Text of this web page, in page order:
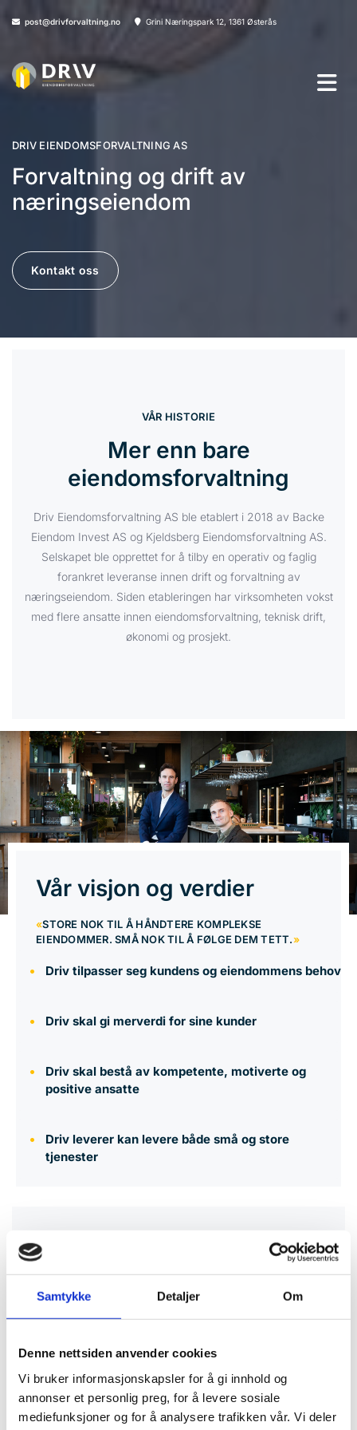
Samtykke Detaljer Om
Denne nettsiden anvender cookies
Vi bruker informasjonskapsler for å gi innhold og
annonser et personlig preg, for å levere sosiale
mediefunksjoner og for å analysere trafikken vår. Vi deler
 post@drivforvaltning.no  Grini Næringspark 12, 1361 Østerås
DRIV EIENDOMSFORVALTNING AS
Forvaltning og drift av
næringseiendom
Kontakt oss
VÅR HISTORIE
Mer enn bare
eiendomsforvaltning
Driv Eiendomsforvaltning AS ble etablert i 2018 av Backe
Eiendom Invest AS og Kjeldsberg Eiendomsforvaltning AS.
Selskapet ble opprettet for å tilby en operativ og faglig
forankret leveranse innen drift og forvaltning av
næringseiendom. Siden etableringen har virksomheten vokst
med flere ansatte innen eiendomsforvaltning, teknisk drift,
økonomi og prosjekt.
Vår visjon og verdier
«STORE NOK TIL Å HÅNDTERE KOMPLEKSE
EIENDOMMER. SMÅ NOK TIL Å FØLGE DEM TETT.»
Driv tilpasser seg kundens og eiendommens behov
Driv skal gi merverdi for sine kunder
Driv skal bestå av kompetente, motiverte og
positive ansatte
Driv leverer kan levere både små og store
tjenester
Driv er Miljøfyrtårn-sertifisert virksomhet og arbeider
systematisk med energi, avfall, transport og innkjøp.
Miljøarbeidet er integrert i den daglige forvaltningen.